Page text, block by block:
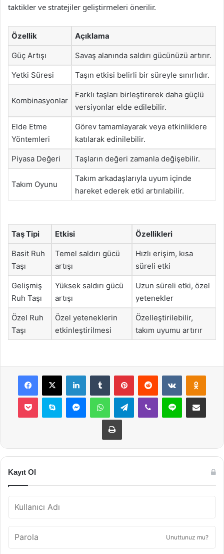
taktikler ve stratejiler geliştirmeleri önerilir.
Özellik Açıklama
Güç Artışı Savaş alanında saldırı gücünüzü artırır.
Yetki Süresi Taşın etkisi belirli bir süreyle sınırlıdır.
Kombinasyonlar
Farklı taşları birleştirerek daha güçlü
versiyonlar elde edilebilir.
Elde Etme
Yöntemleri
Görev tamamlayarak veya etkinliklere
katılarak edinilebilir.
Piyasa Değeri Taşların değeri zamanla değişebilir.
Takım Oyunu
Takım arkadaşlarıyla uyum içinde
hareket ederek etki artırılabilir.
Taş Tipi Etkisi Özellikleri
Basit Ruh
Taşı
Temel saldırı gücü
artışı
Hızlı erişim, kısa
süreli etki
Gelişmiş
Ruh Taşı
Yüksek saldırı gücü
artışı
Uzun süreli etki, özel
yetenekler
Özel Ruh
Taşı
Özel yeteneklerin
etkinleştirilmesi
Özelleştirilebilir,
takım uyumu artırır
Facebook
X LinkedInTumblr PinterestReddit VKontakte
Pocket Skype MessengerWhatsAppTelegramViber Line E-Posta ile
Yazdır
Kayıt Ol
Unuttunuz mu?